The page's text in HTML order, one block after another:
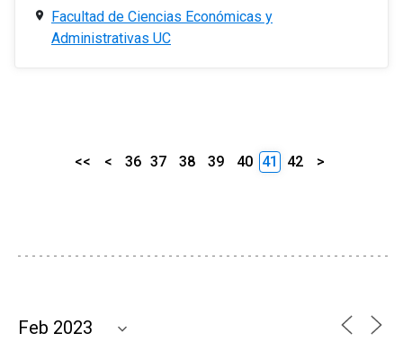
Facultad de Ciencias Económicas y
Administrativas UC
<< < 36 37 38 39 40 41 42 >